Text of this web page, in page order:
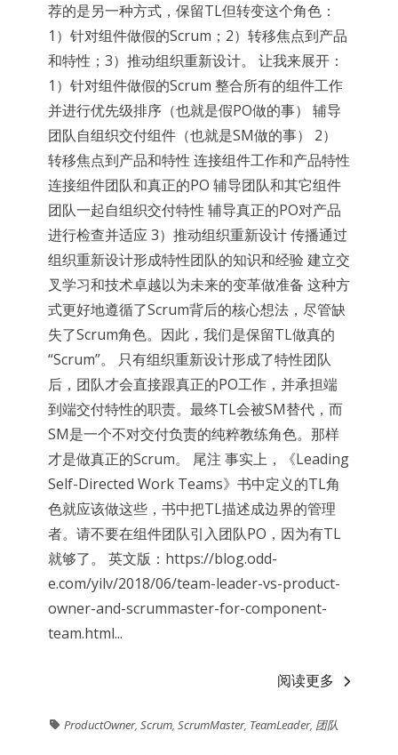
荐的是另一种方式，保留TL但转变这个角色：
1）针对组件做假的Scrum；2）转移焦点到产品
和特性；3）推动组织重新设计。 让我来展开：
1）针对组件做假的Scrum 整合所有的组件工作
并进行优先级排序（也就是假PO做的事） 辅导
团队自组织交付组件（也就是SM做的事） 2）
转移焦点到产品和特性 连接组件工作和产品特性
连接组件团队和真正的PO 辅导团队和其它组件
团队一起自组织交付特性 辅导真正的PO对产品
进行检查并适应 3）推动组织重新设计 传播通过
组织重新设计形成特性团队的知识和经验 建立交
叉学习和技术卓越以为未来的变革做准备 这种方
式更好地遵循了Scrum背后的核心想法，尽管缺
失了Scrum角色。因此，我们是保留TL做真的
“Scrum”。 只有组织重新设计形成了特性团队
后，团队才会直接跟真正的PO工作，并承担端
到端交付特性的职责。最终TL会被SM替代，而
SM是一个不对交付负责的纯粹教练角色。那样
才是做真正的Scrum。 尾注 事实上，《Leading
Self-Directed Work Teams》书中定义的TL角
色就应该做这些，书中把TL描述成边界的管理
者。请不要在组件团队引入团队PO，因为有TL
就够了。 英文版：https://blog.odd-
e.com/yilv/2018/06/team-leader-vs-product-
owner-and-scrummaster-for-component-
team.html...
阅读更多
ProductOwner,Scrum,ScrumMaster, TeamLeader, 团队